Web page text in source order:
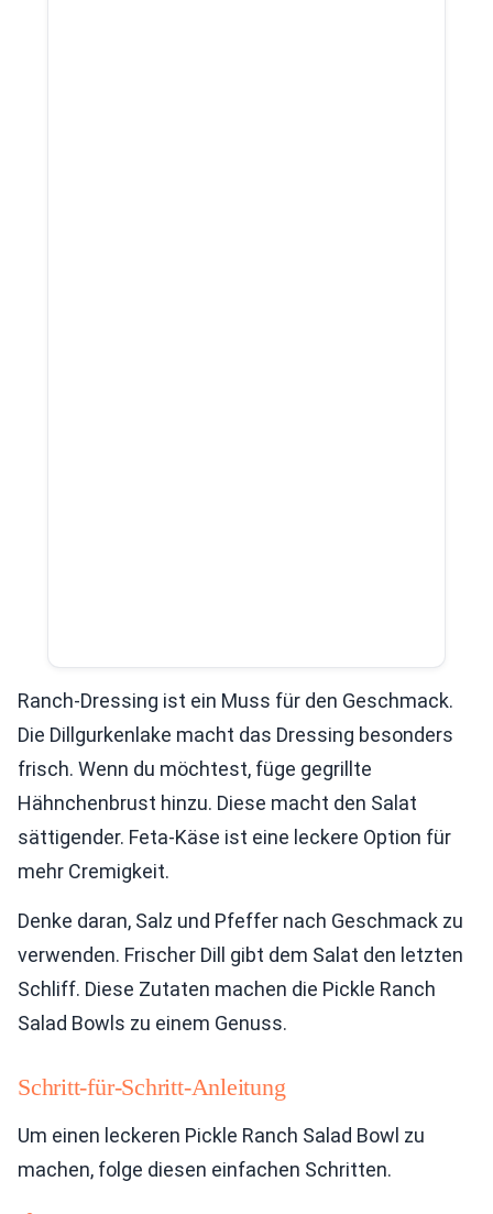
Ranch-Dressing ist ein Muss für den Geschmack.
Die Dillgurkenlake macht das Dressing besonders
frisch. Wenn du möchtest, füge gegrillte
Hähnchenbrust hinzu. Diese macht den Salat
sättigender. Feta-Käse ist eine leckere Option für
mehr Cremigkeit.
Denke daran, Salz und Pfeffer nach Geschmack zu
verwenden. Frischer Dill gibt dem Salat den letzten
Schliff. Diese Zutaten machen die Pickle Ranch
Salad Bowls zu einem Genuss.
Schritt-für-Schritt-Anleitung
Um einen leckeren Pickle Ranch Salad Bowl zu
machen, folge diesen einfachen Schritten.